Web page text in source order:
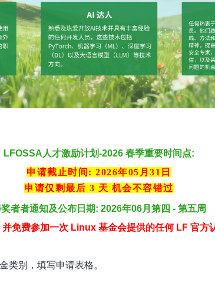
LFOSSA人才激励计划-2026 春季重要时间点:
申请截止时间: 2026年05月31日
申请仅剩最后 3 天 机会不容错过
者者通知及公布日期: 2026年06月第四 - 第五周
免费参加一次 Linux 基金会提供的任何 LF 官方
类别，填写申请表格。